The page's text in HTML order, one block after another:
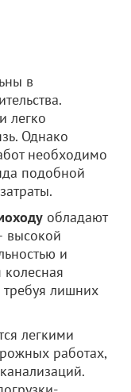
в
легко
Однако
необходимо
подобной
обладают
высокой
и
требуя лишних
легкими
работах,